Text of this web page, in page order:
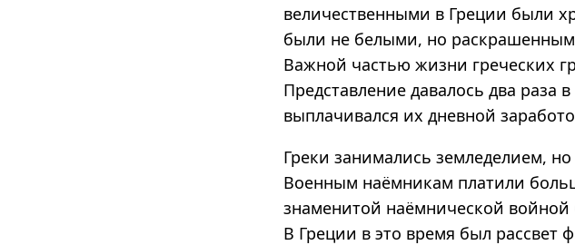
величественными в Греции были
были не белыми, но
Важной частью жизни греческих
Представление давалось два раза
выплачивался их дневной
Греки занимались земледелием,
Военным наёмникам платили
знаменитой наёмнической войной
В Греции в это время был